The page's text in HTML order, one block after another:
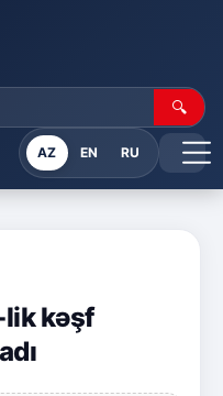
🔍
AZ EN RU
lik kəşf